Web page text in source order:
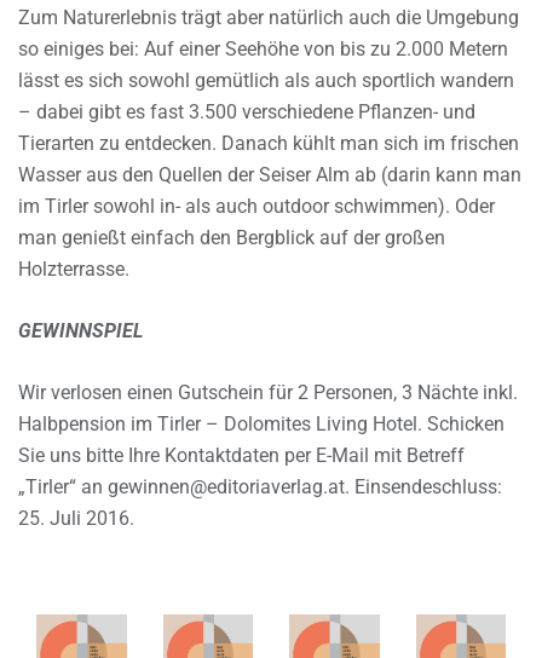
Zum Naturerlebnis trägt aber natürlich auch die Umgebung
so einiges bei: Auf einer Seehöhe von bis zu 2.000 Metern
lässt es sich sowohl gemütlich als auch sportlich wandern
– dabei gibt es fast 3.500 verschiedene Pflanzen- und
Tierarten zu entdecken. Danach kühlt man sich im frischen
Wasser aus den Quellen der Seiser Alm ab (darin kann man
im Tirler sowohl in- als auch outdoor schwimmen). Oder
man genießt einfach den Bergblick auf der großen
Holzterrasse.
GEWINNSPIEL
Wir verlosen einen Gutschein für 2 Personen, 3 Nächte inkl.
Halbpension im Tirler – Dolomites Living Hotel. Schicken
Sie uns bitte Ihre Kontaktdaten per E-Mail mit Betreff
„Tirler“ an gewinnen@editoriaverlag.at. Einsendeschluss:
25. Juli 2016.